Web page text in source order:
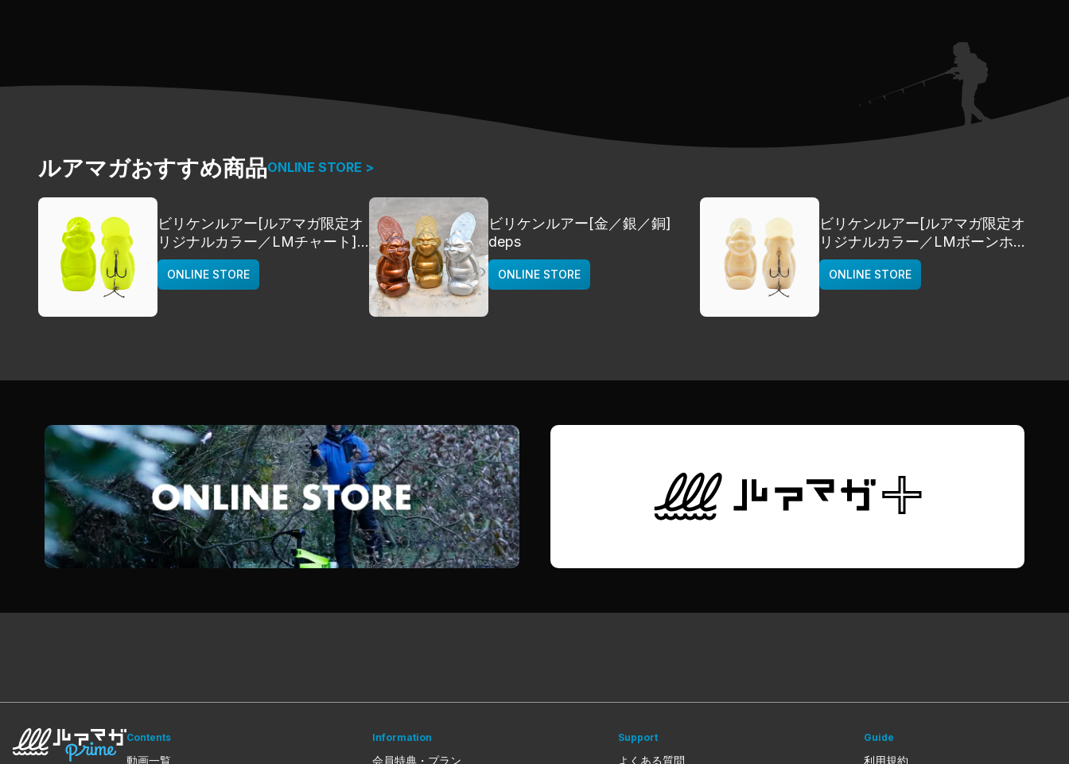
ルアマガおすすめ商品ONLINE STORE >
ビリケンルアー[ルアマガ限定オ
リジナルカラー／LMチャート]
deps
ONLINE STORE
ビリケンルアー[金／銀／銅]
deps
ONLINE STORE
ビリケンルアー[ルアマガ限定オ
リジナルカラー／LMボーンホワ
イト]
deps
ONLINE STORE
Contents
動画一覧
Information
会員特典・プラン
Support
よくある質問
Guide
利用規約